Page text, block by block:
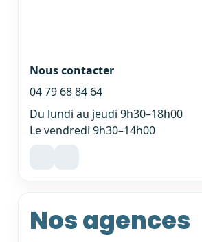
Nous contacter
04 79 68 84 64
Du lundi au jeudi 9h30–18h00
Le vendredi 9h30–14h00
Nos agences